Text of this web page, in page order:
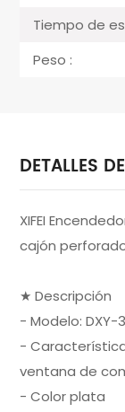
Tiempo de
Peso :
DETALLES
XIFEI
cajón
★ Descripción
- Modelo: DXY-
-
ventana de
- Color plata